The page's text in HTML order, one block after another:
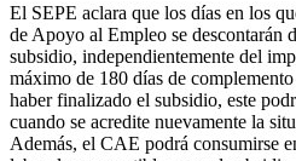
El SEPE aclara que los días en los
de Apoyo al Empleo se descontarán
subsidio, independientemente del
máximo de 180 días de
haber finalizado el subsidio, este
cuando se acredite nuevamente la
Además, el CAE podrá consumirse